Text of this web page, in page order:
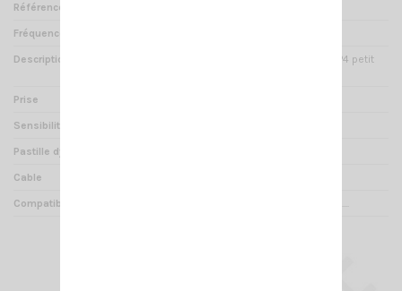
Référence
Fréquences
Description
CRT Micro Mobile Standard P4 petit
Prise
Sensibilité
Pastille dynamique
Cable
Compatibilité